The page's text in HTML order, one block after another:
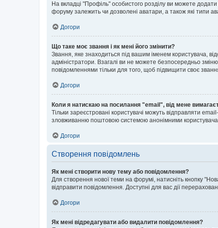
На вкладці "Профіль" особистого розділу ви можете
форуму залежить чи дозволені аватари, а також які типи
Догори
Що таке моє звання і як мені його змінити?
Звання, яке знаходиться під вашим іменем користувача,
адміністратори. Взагалі ви не можете безпосередньо
повідомленнями тільки для того, щоб підвищити своє
Догори
Коли я натискаю на посилання "email", від мене
Тільки зареєстровані користувачі можуть відправляти
зловживанню поштовою системою анонімними
Догори
Створення повідомлень
Як мені створити нову тему або повідомлення?
Для створення нової теми на форумі, натисніть кнопку
відправити повідомлення. Доступні для вас дії
Догори
Як мені відредагувати або видалити повідомлення?